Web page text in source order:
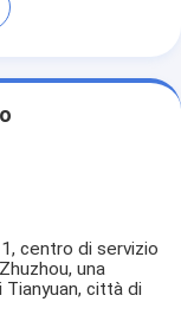
centro di servizio
una
città di